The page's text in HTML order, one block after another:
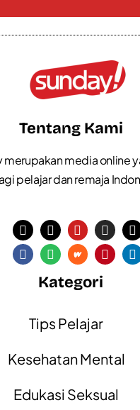
Tentang Kami
merupakan media online
pelajar dan remaja
Kategori
Tips Pelajar
Kesehatan Mental
Edukasi Seksual